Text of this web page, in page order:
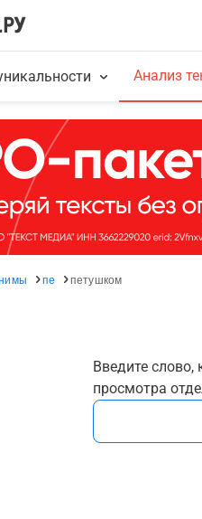
Анализ
пе петушком
Введите слово,
просмотра